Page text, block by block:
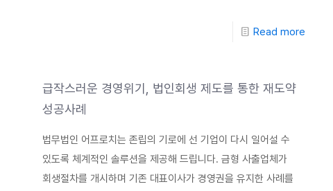
Read more
급작스러운 경영위기, 법인회생 제도를 통한 재도약
성공사례
법무법인 어프로치는 존립의 기로에 선 기업이 다시 일어설 수
있도록 체계적인 솔루션을 제공해 드립니다. 금형 사출업체가
회생절차를 개시하며 기존 대표이사가 경영권을 유지한 사례를